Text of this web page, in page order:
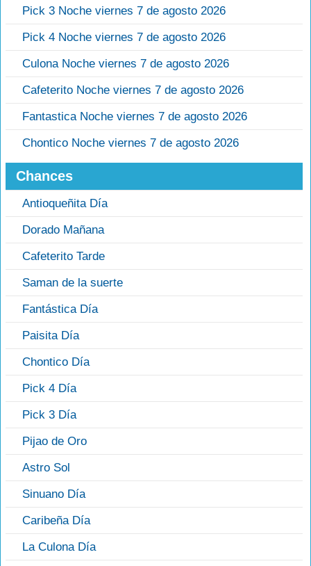
Pick 3 Noche viernes 7 de agosto 2026
Pick 4 Noche viernes 7 de agosto 2026
Culona Noche viernes 7 de agosto 2026
Cafeterito Noche viernes 7 de agosto 2026
Fantastica Noche viernes 7 de agosto 2026
Chontico Noche viernes 7 de agosto 2026
Chances
Antioqueñita Día
Dorado Mañana
Cafeterito Tarde
Saman de la suerte
Fantástica Día
Paisita Día
Chontico Día
Pick 4 Día
Pick 3 Día
Pijao de Oro
Astro Sol
Sinuano Día
Caribeña Día
La Culona Día